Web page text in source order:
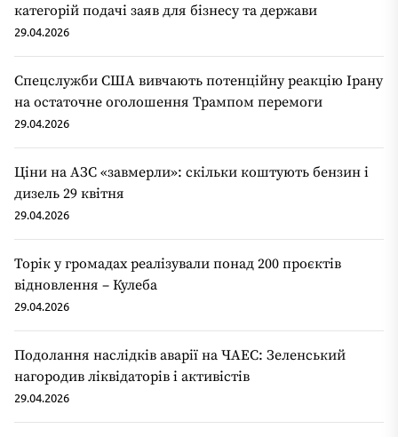
категорій подачі заяв для бізнесу та держави
29.04.2026
Спецслужби США вивчають потенційну реакцію Ірану
на остаточне оголошення Трампом перемоги
29.04.2026
Ціни на АЗС «завмерли»: скільки коштують бензин і
дизель 29 квітня
29.04.2026
Торік у громадах реалізували понад 200 проєктів
відновлення – Кулеба
29.04.2026
Подолання наслідків аварії на ЧАЕС: Зеленський
нагородив ліквідаторів і активістів
29.04.2026